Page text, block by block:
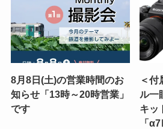
8月8日(土)の営業時間のお
知らせ「13時～20時営業」
です
＜付
ル一
キッ
「